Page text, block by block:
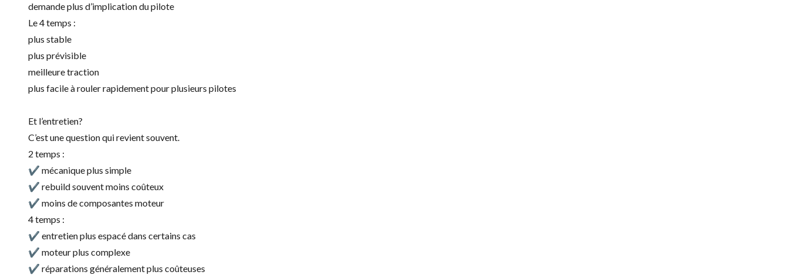
demande plus d’implication du pilote
Le 4 temps :
plus stable
plus prévisible
meilleure traction
plus facile à rouler rapidement pour plusieurs pilotes
Et l’entretien?
C’est une question qui revient souvent.
2 temps :
✔ mécanique plus simple
✔ rebuild souvent moins coûteux
✔ moins de composantes moteur
4 temps :
✔ entretien plus espacé dans certains cas
✔ moteur plus complexe
✔ réparations généralement plus coûteuses